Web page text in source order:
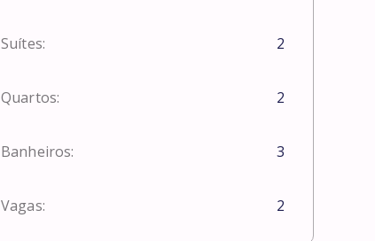
Suítes: 2
Quartos: 2
Banheiros: 3
Vagas: 2